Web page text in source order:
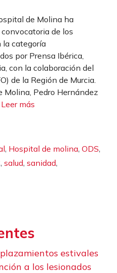
de Molina ha
de los
la categoría
por Prensa Ibérica,
con la colaboración del
de la Región de Murcia.
Molina, Pedro Hernández
Leer más
, Hospital de molina,ODS,
, salud, sanidad,
estivales
a los lesionados